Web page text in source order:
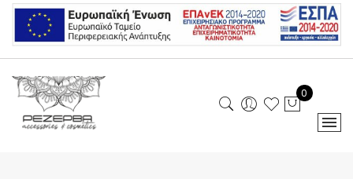
Skip
content
0